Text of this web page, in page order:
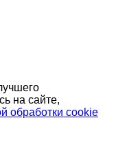
на сайте,
обработки cookie